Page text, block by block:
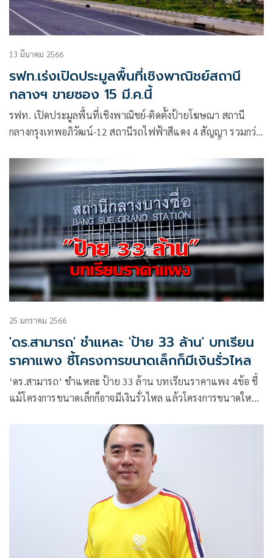
13 มีนาคม 2566
รฟท.เร่งเปิดประมูลพื้นที่เชิงพาณิชย์สถานี
กลางฯ ขายซอง 15 มี.ค.นี้
รฟท. เปิดประมูลพื้นที่เชิงพาณิชย์-ติดตั้งป้ายโฆษณา สถานี
กลางกรุงเทพอภิวัฒน์-12 สถานีรถไฟฟ้าสีแดง 4 สัญญา รวมกว่า
ข้อเสนอ 16-17 ส.ค. หวังช่วยอำนวยความสะดวกผู้โดยสาร
25 มกราคม 2566
'ดร.สามารถ' ชำแหละ 'ป้าย 33 ล้าน' บทเรียน
ราคาแพง ชี้โครงการขนาดเล็กก็มีเงินรั่วไหล
‘ดร.สามารถ’ ชำแหละ ป้าย 33 ล้าน บทเรียนราคาแพง 4ข้อ ชี้
แม้โครงการขนาดเล็กก็อาจมีเงินรั่วไหล แล้วโครงการขนาดใหญ่